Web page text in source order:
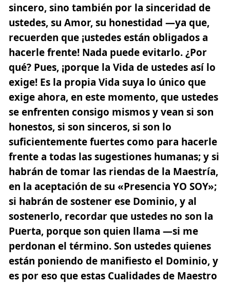
sincero, sino también por la sinceridad de
ustedes, su Amor, su honestidad —ya que,
recuerden que ¡ustedes están obligados a
hacerle frente! Nada puede evitarlo. ¿Por
qué? Pues, ¡porque la Vida de ustedes así lo
exige! Es la propia Vida suya lo único que
exige ahora, en este momento, que ustedes
se enfrenten consigo mismos y vean si son
honestos, si son sinceros, si son lo
suficientemente fuertes como para hacerle
frente a todas las sugestiones humanas; y si
habrán de tomar las riendas de la Maestría,
en la aceptación de su «Presencia YO SOY»;
si habrán de sostener ese Dominio, y al
sostenerlo, recordar que ustedes no son la
Puerta, porque son quien llama —si me
perdonan el término. Son ustedes quienes
están poniendo de manifiesto el Dominio, y
es por eso que estas Cualidades de Maestro